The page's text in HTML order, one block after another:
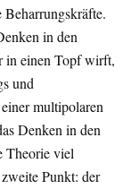
Beharrungskräfte.
in den
in einen Topf wirft,
und
multipolaren
Denken in den
Theorie viel
Punkt: der